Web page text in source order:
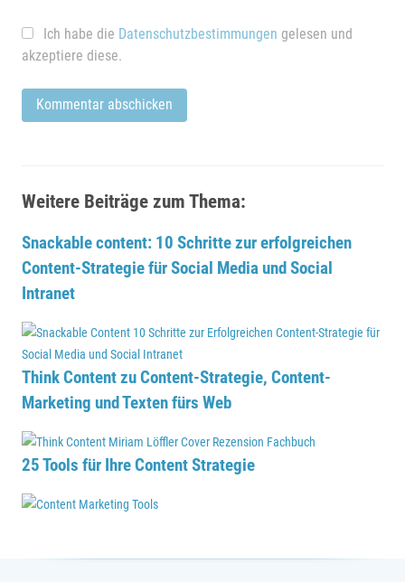
Ich habe die Datenschutzbestimmungen gelesen und
akzeptiere diese.
Weitere Beiträge zum Thema:
Snackable content: 10 Schritte zur erfolgreichen
Content-Strategie für Social Media und Social
Intranet
Think Content zu Content-Strategie, Content-
Marketing und Texten fürs Web
25 Tools für Ihre Content Strategie